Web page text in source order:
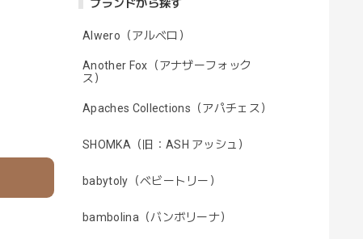
ブランドから探す
Alwero（アルベロ）
Another Fox（アナザーフォック
ス）
Apaches Collections（アパチェス）
SHOMKA（旧：ASH アッシュ）
babytoly（ベビートリー）
bambolina（バンボリーナ）